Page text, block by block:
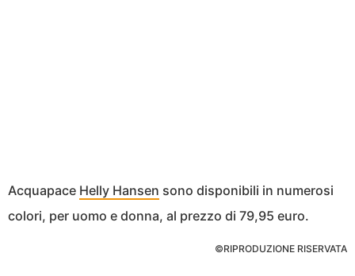
Acquapace Helly Hansen sono disponibili in numerosi
colori, per uomo e donna, al prezzo di 79,95 euro.
©RIPRODUZIONE RISERVATA